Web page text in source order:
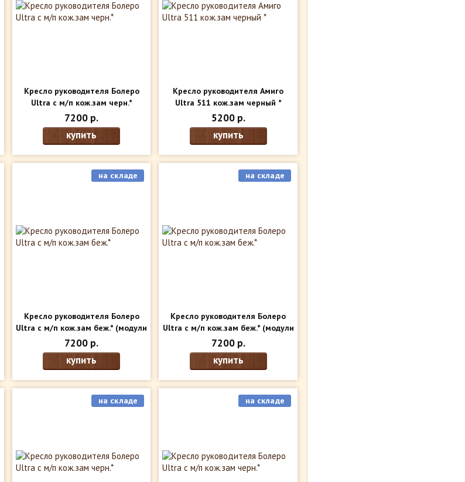
Кресло руководителя Болеро
Ultra с м/п кож.зам черн.*
(модули внутри)
7200 р.
купить
Кресло руководителя Амиго
Ultra 511 кож.зам черный *
(модули внутри)
5200 р.
купить
Кресло руководителя Болеро
Ultra с м/п кож.зам беж.*(модули
внутри)
на складе
7200 р.
купить
Кресло руководителя Болеро
Ultra с м/п кож.зам беж.*(модули
внутри)
на складе
7200 р.
купить
на складе на складе